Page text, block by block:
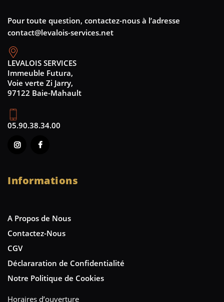
Pour toute question, contactez-nous à l’adresse
contact@levalois-services.net
LEVALOIS SERVICES
Immeuble Futura,
Voie verte Zi Jarry,
97122 Baie-Mahault
05.90.38.34.00
Informations
A Propos de Nous
Contactez-Nous
CGV
Déclararation de Confidentialité
Notre Politique de Cookies
Horaires d’ouverture